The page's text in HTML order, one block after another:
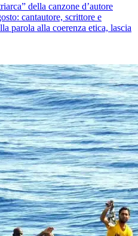
della canzone d’autore
cantautore, scrittore e
parola alla coerenza etica, lascia